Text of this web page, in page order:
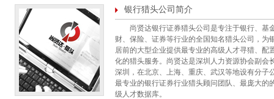
银行猎头公司简介
尚贤达银行证券猎头公司是专注于银行、基
财、保险、证券等行业的全国知名猎头公司，为
居前的大型企业提供最专业的高级人才寻猎、配
化的猎头服务。尚贤达是深圳人力资源协会副会
深圳，在北京、上海、重庆、武汉等地设有分子
最专业的银行证券行业猎头顾问团队、最庞大的
级人才数据库。